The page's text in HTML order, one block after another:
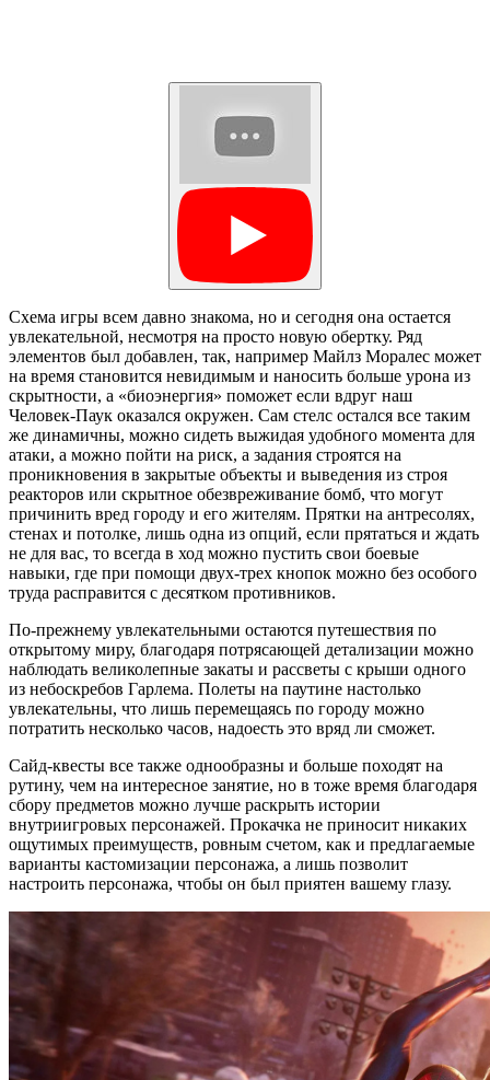
Схема игры всем давно знакома, но и сегодня она остается
увлекательной, несмотря на просто новую обертку. Ряд
элементов был добавлен, так, например Майлз Моралес может
на время становится невидимым и наносить больше урона из
скрытности, а «биоэнергия» поможет если вдруг наш
Человек-Паук оказался окружен. Сам стелс остался все таким
же динамичны, можно сидеть выжидая удобного момента для
атаки, а можно пойти на риск, а задания строятся на
проникновения в закрытые объекты и выведения из строя
реакторов или скрытное обезвреживание бомб, что могут
причинить вред городу и его жителям. Прятки на антресолях,
стенах и потолке, лишь одна из опций, если прятаться и ждать
не для вас, то всегда в ход можно пустить свои боевые
навыки, где при помощи двух-трех кнопок можно без особого
труда расправится с десятком противников.
По-прежнему увлекательными остаются путешествия по
открытому миру, благодаря потрясающей детализации можно
наблюдать великолепные закаты и рассветы с крыши одного
из небоскребов Гарлема. Полеты на паутине настолько
увлекательны, что лишь перемещаясь по городу можно
потратить несколько часов, надоесть это вряд ли сможет.
Сайд-квесты все также однообразны и больше походят на
рутину, чем на интересное занятие, но в тоже время благодаря
сбору предметов можно лучше раскрыть истории
внутриигровых персонажей. Прокачка не приносит никаких
ощутимых преимуществ, ровным счетом, как и предлагаемые
варианты кастомизации персонажа, а лишь позволит
настроить персонажа, чтобы он был приятен вашему глазу.